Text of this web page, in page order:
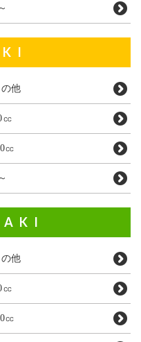
他
㏄
㏄
他
㏄
㏄